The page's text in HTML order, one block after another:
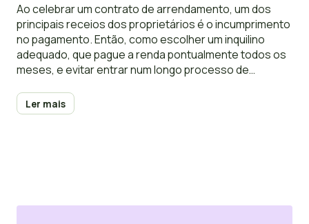
Ao celebrar um contrato de arrendamento, um dos
principais receios dos proprietários é o incumprimento
no pagamento. Então, como escolher um inquilino
adequado, que pague a renda pontualmente todos os
meses, e evitar entrar num longo processo de
Ler mais